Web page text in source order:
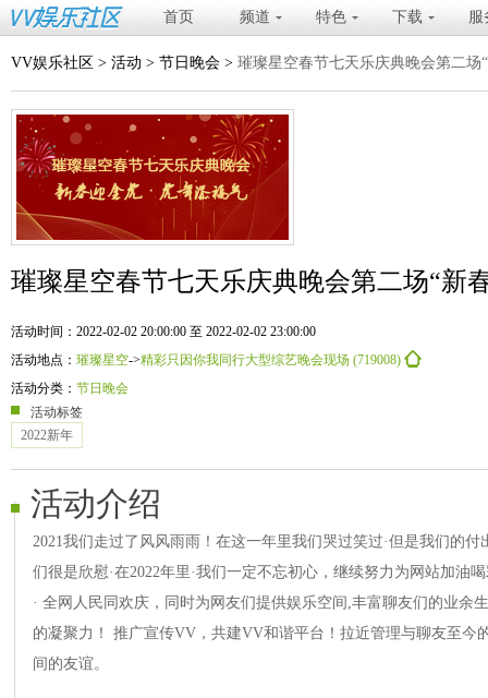
首页 频道 特色 下载 服
VV娱乐社区 > 活动 > 节日晚会 > 璀璨星空春节七天乐庆典晚会第二场
璀璨星空春节七天乐庆典晚会第二场“新
活动时间：2022-02-02 20:00:00 至 2022-02-02 23:00:00
活动地点： 璀璨星空->精彩只因你我同行大型综艺晚会现场 (719008)
活动分类： 节日晚会
活动标签
2022新年
活动介绍
2021我们走过了风风雨雨！在这一年里我们哭过笑过·但是我们的
们很是欣慰·在2022年里·我们一定不忘初心，继续努力为网站加油
· 全网人民同欢庆，同时为网友们提供娱乐空间,丰富聊友们的业余
的凝聚力！ 推广宣传VV，共建VV和谐平台！拉近管理与聊友至今
间的友谊。